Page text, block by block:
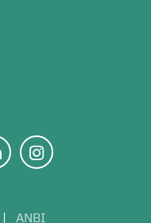
ANBI